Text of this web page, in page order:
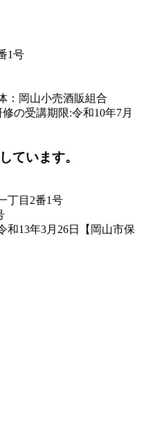
1号
：岡山小売酒販組合
の受講期限:令和10年7月
ています。
丁目2番1号
和13年3月26日【岡山市保